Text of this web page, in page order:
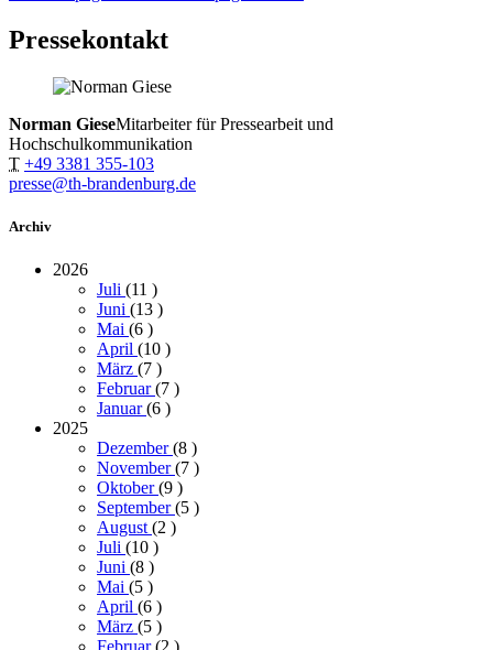
Pressekontakt
Norman GieseMitarbeiter für Pressearbeit und
Hochschulkommunikation
T +49 3381 355-103
presse@th-brandenburg.de
Archiv
2026
Juli (11 )
Juni (13 )
Mai (6 )
April (10 )
März (7 )
Februar(7 )
Januar(6 )
2025
Dezember(8 )
November(7 )
Oktober(9 )
September(5 )
August(2 )
Juli (10 )
Juni (8 )
Mai (5 )
April (6 )
März (5 )